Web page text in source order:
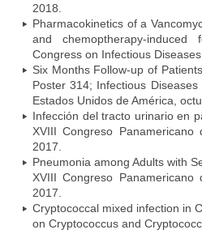
2018.
Pharmacokinetics of a
and chemoptherapy-induced
Congress on Infectious
Six Months Follow-up of
Poster 314; Infectious
Estados Unidos de América,
Infección del tracto urinario en
XVIII Congreso
2017.
Pneumonia among Adults with
XVIII Congreso
2017.
Cryptococcal mixed infection in
on Cryptococcus and